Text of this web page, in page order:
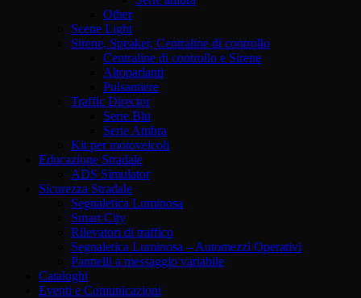
Other
Scene Light
Sirene, Speaker, Centraline di controllo
Centraline di controllo e Sirene
Altoparlanti
Pulsantiere
Traffic Director
Serie Blu
Serie Ambra
Kit per motoveicoli
Educazione Stradale
ADS Simulator
Sicurezza Stradale
Segnaletica Luminosa
Smart City
Rilevatori di traffico
Segnaletica Luminosa – Automezzi Operativi
Pannelli a messaggio variabile
Cataloghi
Eventi e Comunicazioni